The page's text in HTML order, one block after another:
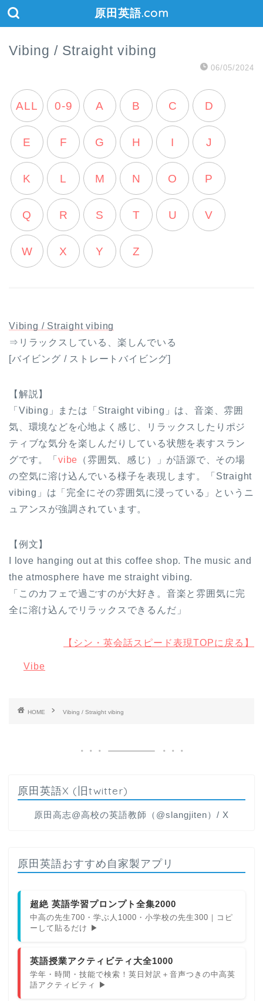
原田英語.com
Vibing / Straight vibing
06/05/2024
ALL 0-9 A B C D
E F G H I J
K L M N O P
Q R S T U V
W X Y Z
Vibing / Straight vibing
⇒リラックスしている、楽しんでいる
[バイビング / ストレートバイビング]
【解説】
「Vibing」または「Straight vibing」は、音楽、雰囲
気、環境などを心地よく感じ、リラックスしたりポジ
ティブな気分を楽しんだりしている状態を表すスラン
グです。「 vibe （雰囲気、感じ）」が語源で、その場
の空気に溶け込んでいる様子を表現します。「Straight
vibing」は「完全にその雰囲気に浸っている」というニ
ュアンスが強調されています。
【例文】
I love hanging out at this coffee shop. The music and
the atmosphere have me straight vibing.
「このカフェで過ごすのが大好き。音楽と雰囲気に完
全に溶け込んでリラックスできるんだ」
【シン・英会話スピード表現TOPに戻る】
Vibe
HOME Vibing / Straight vibing
原田英語X (旧twitter)
原田高志@高校の英語教師（@slangjiten）/ X
原田英語おすすめ自家製アプリ
超絶 英語学習プロンプト全集2000
中高の先生700・学ぶ人1000・小学校の先生300｜コピ
ーして貼るだけ ▶
英語授業アクティビティ大全1000
学年・時間・技能で検索！英日対訳＋音声つきの中高英
語アクティビティ ▶